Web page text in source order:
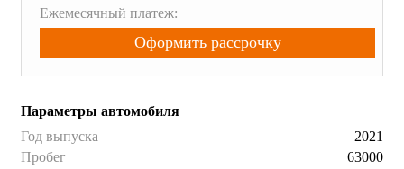
Ежемесячный платеж:
Оформить рассрочку
Параметры автомобиля
Год выпуска
2021
Пробег
63000